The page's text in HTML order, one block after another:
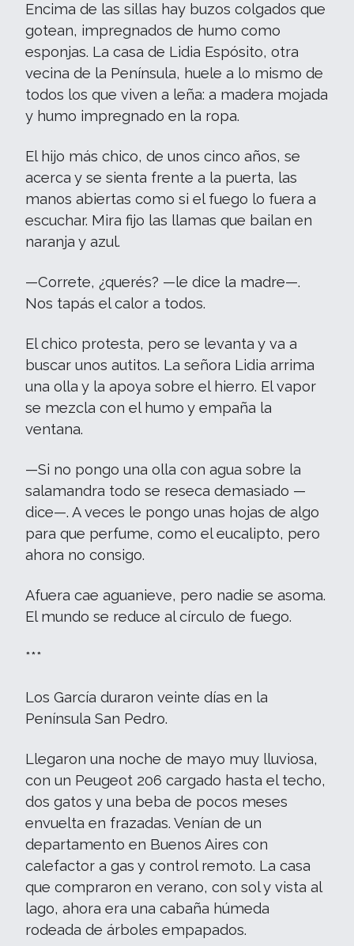
Encima de las sillas hay buzos colgados que
gotean, impregnados de humo como
esponjas. La casa de Lidia Espósito, otra
vecina de la Península, huele a lo mismo de
todos los que viven a leña: a madera mojada
y humo impregnado en la ropa.
El hijo más chico, de unos cinco años, se
acerca y se sienta frente a la puerta, las
manos abiertas como si el fuego lo fuera a
escuchar. Mira fijo las llamas que bailan en
naranja y azul.
—Correte, ¿querés? —le dice la madre—.
Nos tapás el calor a todos.
El chico protesta, pero se levanta y va a
buscar unos autitos. La señora Lidia arrima
una olla y la apoya sobre el hierro. El vapor
se mezcla con el humo y empaña la
ventana.
—Si no pongo una olla con agua sobre la
salamandra todo se reseca demasiado —
dice—. A veces le pongo unas hojas de algo
para que perfume, como el eucalipto, pero
ahora no consigo.
Afuera cae aguanieve, pero nadie se asoma.
El mundo se reduce al círculo de fuego.
***
Los García duraron veinte días en la
Península San Pedro.
Llegaron una noche de mayo muy lluviosa,
con un Peugeot 206 cargado hasta el techo,
dos gatos y una beba de pocos meses
envuelta en frazadas. Venían de un
departamento en Buenos Aires con
calefactor a gas y control remoto. La casa
que compraron en verano, con sol y vista al
lago, ahora era una cabaña húmeda
rodeada de árboles empapados.